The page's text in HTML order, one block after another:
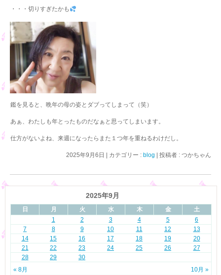
・・・切りすぎたかも
鑑を見ると、晩年の母の姿とダブってしまって（笑）
あぁ、わたしも年とったものだなぁと思ってしまいます。
仕方がないよね、来週になったらまた１つ年を重ねるわけだし。
2025年9月6日 カテゴリー : blog 投稿者 : つかちゃん
2025年9月
日 月 火 水 木 金 土
« 8月 10月 »
1 2 3 4 5
6
7
8 9 10 11 12
13
14
15 16 17 18 19
20
21
22 23 24 25 26
27
28
29 30